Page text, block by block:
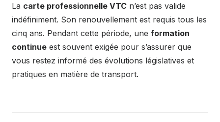
La carte professionnelle VTC n’est pas valide
indéfiniment. Son renouvellement est requis tous les
cinq ans. Pendant cette période, une formation
continue est souvent exigée pour s’assurer que
vous restez informé des évolutions législatives et
pratiques en matière de transport.